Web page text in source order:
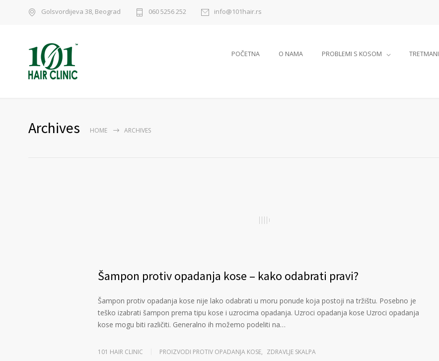
Golsvordijeva 38, Beograd 060 5256 252 info@101hair.rs
POČETNA O NAMA PROBLEMI S KOSOM TRETMANI
Archives HOME ARCHIVES
Šampon protiv opadanja kose – kako odabrati pravi?
Šampon protiv opadanja kose nije lako odabrati u moru ponude koja postoji na tržištu. Posebno je
teško izabrati šampon prema tipu kose i uzrocima opadanja. Uzroci opadanja kose Uzroci opadanja
kose mogu biti različiti. Generalno ih možemo podeliti na…
101 HAIR CLINIC PROIZVODI PROTIV OPADANJA KOSE, ZDRAVLJE SKALPA